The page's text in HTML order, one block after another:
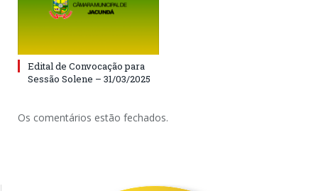
Edital de Convocação para
Sessão Solene – 31/03/2025
Os comentários estão fechados.